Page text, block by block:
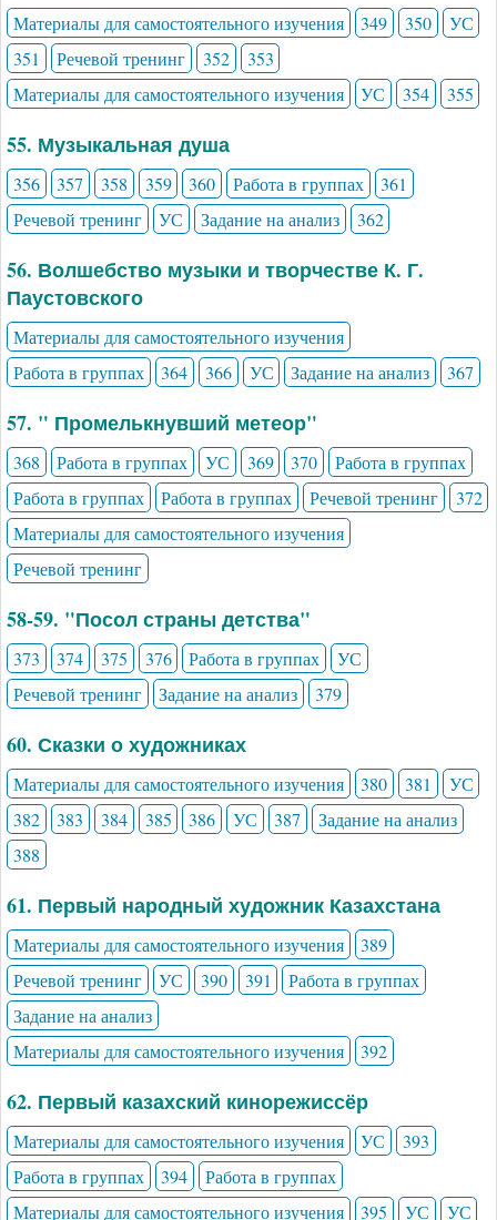
Материалы для самостоятельного изучения 349 350
УС
351
Речевой тренинг 352
353
Материалы для самостоятельного изучения
УС 354 355
55. Музыкальная душа
356 357 358 359 360 Работа в группах
361
Речевой тренинг
УС Задание на анализ 362
56. Волшебство музыки и творчестве К. Г.
Паустовского
Материалы для самостоятельного изучения
Работа в группах
364 366 УС Задание на анализ 367
57. " Промелькнувший метеор"
368 Работа в группах УС 369 370
Работа в группах
Работа в группах
Работа в группах Речевой тренинг
372
Материалы для самостоятельного изучения
Речевой тренинг
58-59. "Посол страны детства"
373 374 375 376 Работа в группах
УС
Речевой тренинг
Задание на анализ 379
60. Сказки о художниках
Материалы для самостоятельного изучения 380 381
УС
382
383 384 385 386 УС 387
Задание на анализ
388
61. Первый народный художник Казахстана
Материалы для самостоятельного изучения
389
Речевой тренинг
УС 390 391
Работа в группах
Задание на анализ
Материалы для самостоятельного изучения
392
62. Первый казахский кинорежиссёр
Материалы для самостоятельного изучения УС
393
Работа в группах
394
Работа в группах
Материалы для самостоятельного изучения
395 УС УС